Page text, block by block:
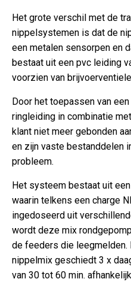
Het grote verschil met de
nippelsystemen is dat de
een metalen sensorpen en
bestaat uit een pvc leiding
voorzien van
Door het toepassen van
ringleiding in combinatie
klant niet meer gebonden
en zijn vaste bestanddelen
probleem.
Het systeem bestaat uit
waarin telkens een charge
ingedoseerd uit
wordt deze mix
de feeders die leegmelden.
nippelmix geschiedt 3 x
van 30 tot 60 min.